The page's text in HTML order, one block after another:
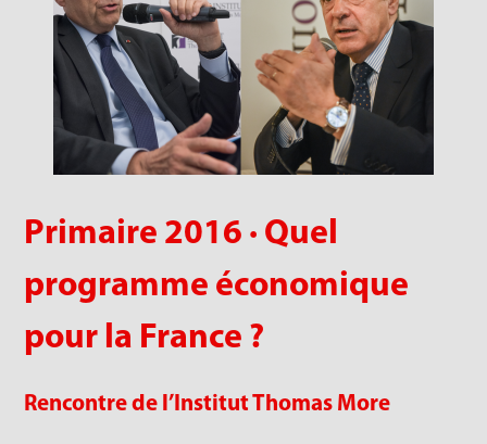
Primaire 2016 · Quel
programme économique
pour la France ?
Rencontre de l’Institut Thomas More